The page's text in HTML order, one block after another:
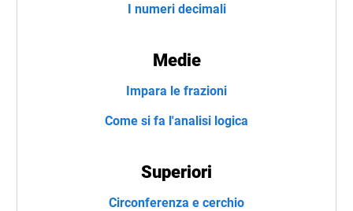
I numeri decimali
Medie
Impara le frazioni
Come si fa l'analisi logica
Superiori
Circonferenza e cerchio